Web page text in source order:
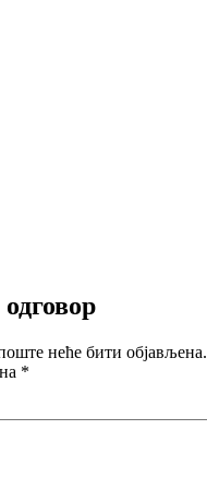
неће бити објављена.
*